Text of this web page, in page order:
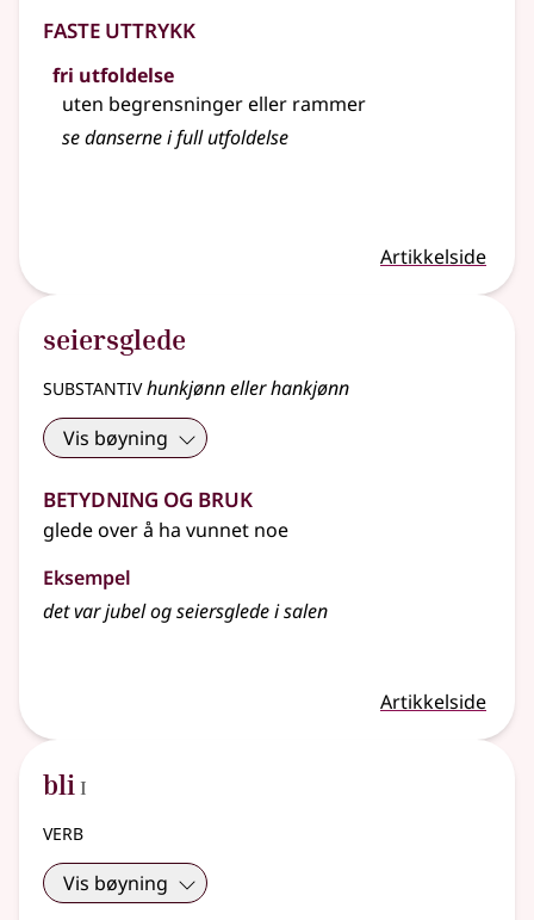
Faste uttrykk
fri utfoldelse
uten begrensninger eller rammer
se danserne i fullutfoldelse
Artikkelside
seiersglede
substantivhunkjønn eller hankjønn
Vis bøyning
Betydning og bruk
glede over å ha vunnet noe
Eksempel
det var jubel og seiersglede i salen
Artikkelside
bli 1
I
verb
Vis bøyning